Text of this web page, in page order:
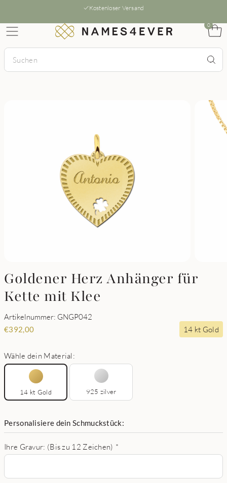
Kostenloser Versand
0
Goldener Herz Anhänger für
Kette mit Klee
Artikelnummer: GNGP042
€392,00 14 kt Gold
Wähle dein Material:
14 kt Gold 925 zilver
Personalisiere dein Schmuckstück:
Ihre Gravur: (Bis zu 12 Zeichen) *